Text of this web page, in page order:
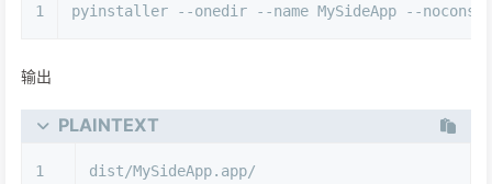
1 pyinstaller --onedir --name MySideApp --
输出
PLAINTEXT
1
dist/MySideApp.app/